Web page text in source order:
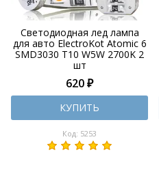
Светодиодная лед лампа
для авто ElectroKot Atomic 6
SMD3030 T10 W5W 2700K 2
шт
620 ₽
КУПИТЬ
Код: 5253